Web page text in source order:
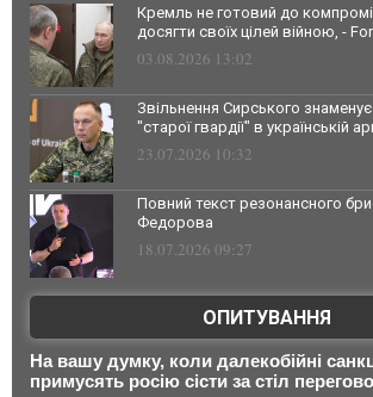
Кремль не готовий до
досягти своїх цілей війною, -
03.08.2026 13:02
Звільнення Сирського знаменує
"старої гвардії" в українській
23.07.2026 10:32
Повний текст резонансного
Федорова
18.07.2026 09:27
ОПИТУВАННЯ
На вашу думку, коли далекобійні
примусять росію сісти за стіл